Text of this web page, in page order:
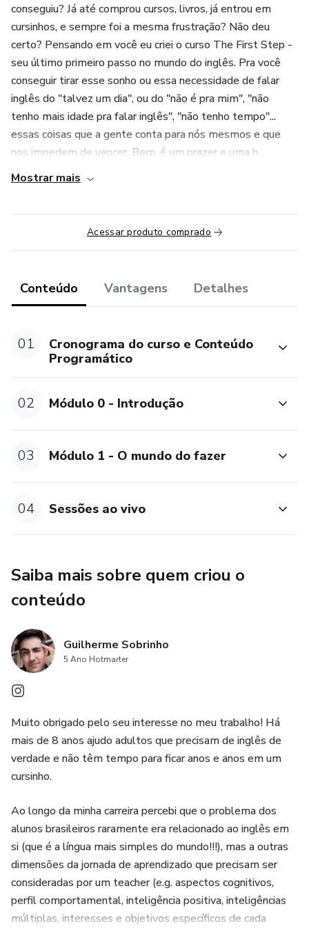
conseguiu? Já até comprou cursos, livros, já entrou em
cursinhos, e sempre foi a mesma frustração? Não deu
certo? Pensando em você eu criei o curso The First Step -
seu último primeiro passo no mundo do inglês. Pra você
conseguir tirar esse sonho ou essa necessidade de falar
inglês do "talvez um dia", ou do "não é pra mim", "não
tenho mais idade pra falar inglês", "não tenho tempo"...
essas coisas que a gente conta para nós mesmos e que
nos impedem de vencer. Bem, é um prazer e uma h...
Mostrar mais
Acessar produto comprado
Conteúdo Vantagens Detalhes
01
Cronograma do curso e Conteúdo
Programático
02 Módulo 0 - Introdução
03 Módulo 1 - O mundo do fazer
04 Sessões ao vivo
Saiba mais sobre quem criou o
conteúdo
Guilherme Sobrinho
5 Ano Hotmarter
Muito obrigado pelo seu interesse no meu trabalho! Há
mais de 8 anos ajudo adultos que precisam de inglês de
verdade e não têm tempo para ficar anos e anos em um
cursinho.
Ao longo da minha carreira percebi que o problema dos
alunos brasileiros raramente era relacionado ao inglês em
si (que é a língua mais simples do mundo!!!), mas a outras
dimensões da jornada de aprendizado que precisam ser
consideradas por um teacher (e.g. aspectos cognitivos,
perfil comportamental, inteligência positiva, inteligências
múltiplas, interesses e objetivos específicos de cada